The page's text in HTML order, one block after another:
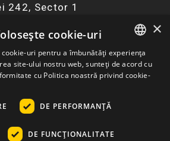
242, Sector 1
W
h
a
t
a
p
ROMANIAN
ENGLISH
×
cookie-uri
uri pentru a îmbunătăți experiența
site-ului nostru web, sunteți de acord cu
cu Politica noastră privind cookie-
DE PERFORMANȚĂ
DE FUNCŢIONALITATE